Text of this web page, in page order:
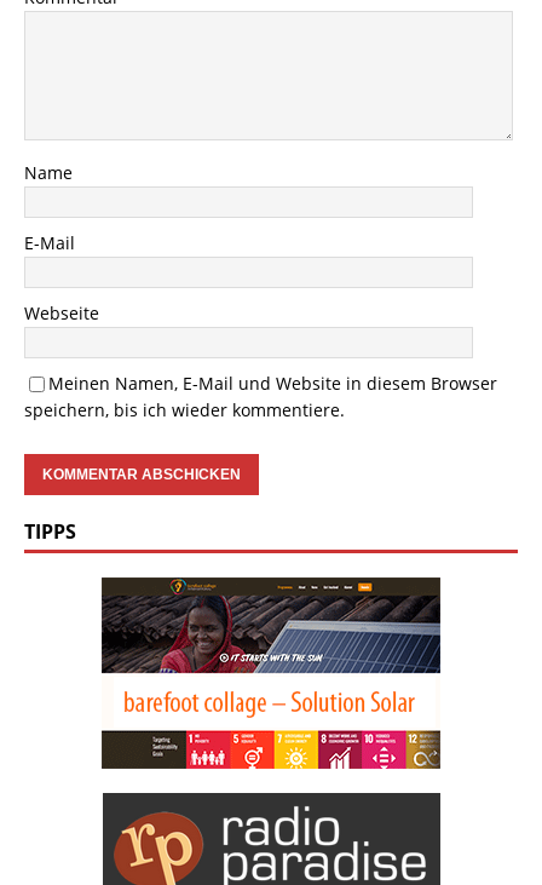
Name
E-Mail
Webseite
Meinen Namen, E-Mail und Website in diesem Browser
speichern, bis ich wieder kommentiere.
TIPPS